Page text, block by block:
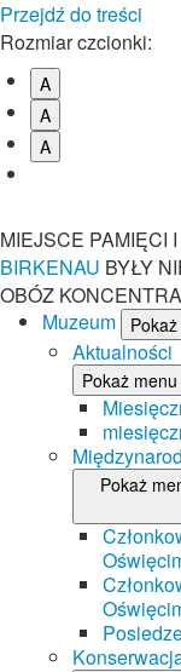
Przejdź do treści
Rozmiar czcionki:
A
A
A
MIEJSCE PAMIĘCI
BIRKENAU BYŁY
OBÓZ
Muzeum
Aktualności
Pokaż
Pokaż